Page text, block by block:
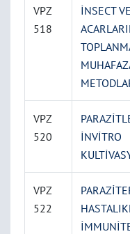
VPZ
518
İNSECT VE
VPZ
520
İNVİTRO
VPZ
522